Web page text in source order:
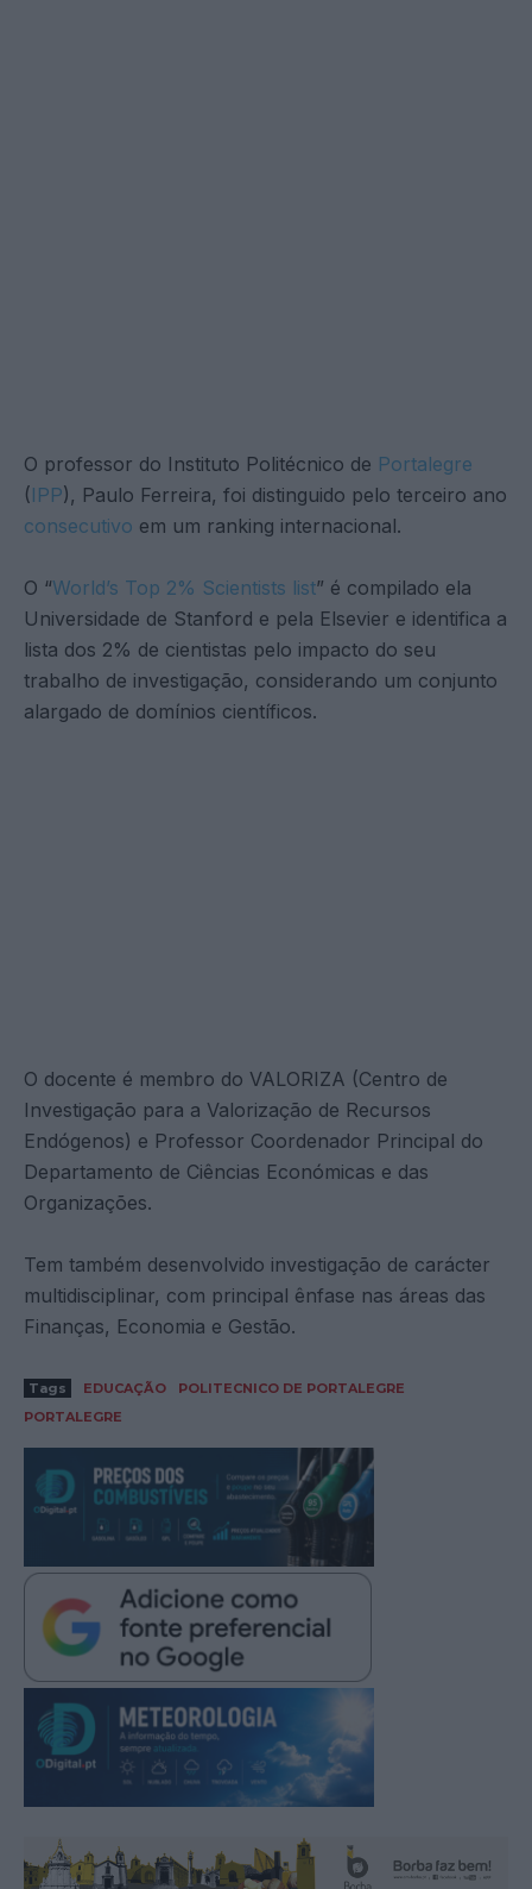
O professor do Instituto Politécnico de Portalegre
(IPP), Paulo Ferreira, foi distinguido pelo terceiro ano
consecutivo em um ranking internacional.
O “World’s Top 2% Scientists list” é compilado ela
Universidade de Stanford e pela Elsevier e identifica a
lista dos 2% de cientistas pelo impacto do seu
trabalho de investigação, considerando um conjunto
alargado de domínios científicos.
O docente é membro do VALORIZA (Centro de
Investigação para a Valorização de Recursos
Endógenos) e Professor Coordenador Principal do
Departamento de Ciências Económicas e das
Organizações.
Tem também desenvolvido investigação de carácter
multidisciplinar, com principal ênfase nas áreas das
Finanças, Economia e Gestão.
Tags EDUCAÇÃO
POLITECNICO DE PORTALEGRE
PORTALEGRE